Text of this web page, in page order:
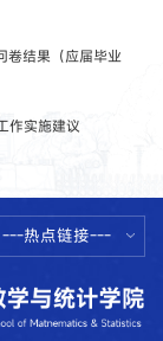
卷结果（应届毕业
作实施建议
---热点链接---